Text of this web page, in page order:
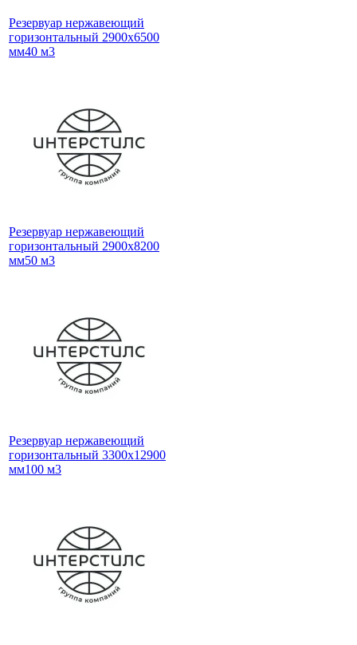
Резервуар нержавеющий
горизонтальный 2900x6500
мм40 м3
Резервуар нержавеющий
горизонтальный 2900x8200
мм50 м3
Резервуар нержавеющий
горизонтальный 3300x12900
мм100 м3